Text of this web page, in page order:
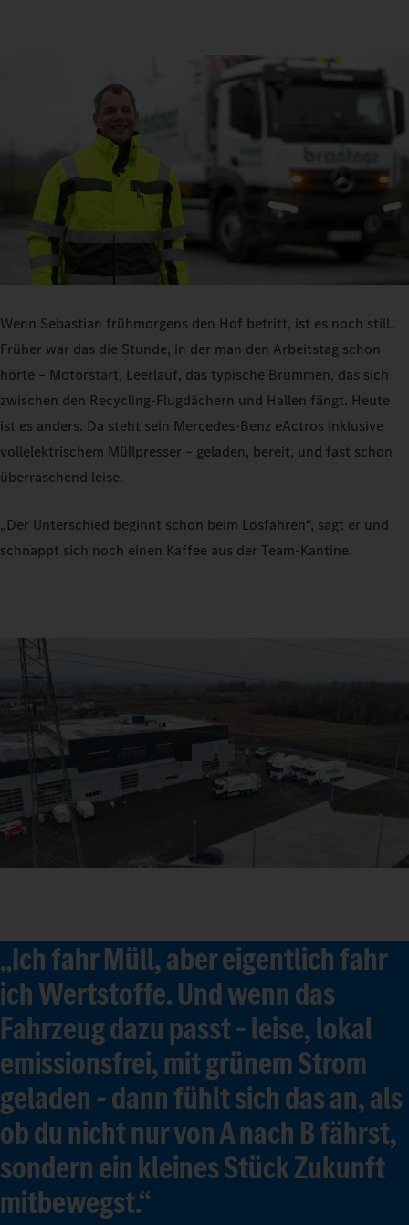
Wenn Sebastian frühmorgens den Hof betritt, ist es noch still.
Früher war das die Stunde, in der man den Arbeitstag schon
hörte – Motorstart, Leerlauf, das typische Brummen, das sich
zwischen den Recycling-Flugdächern und Hallen fängt. Heute
ist es anders. Da steht sein Mercedes-Benz eActros inklusive
vollelektrischem Müllpresser – geladen, bereit, und fast schon
überraschend leise.
„Der Unterschied beginnt schon beim Losfahren“, sagt er und
schnappt sich noch einen Kaffee aus der Team-Kantine.
„Ich fahr Müll, aber eigentlich fahr
ich Wertstoffe. Und wenn das
Fahrzeug dazu passt – leise, lokal
emissionsfrei, mit grünem Strom
geladen – dann fühlt sich das an, als
ob du nicht nur von A nach B fährst,
sondern ein kleines Stück Zukunft
mitbewegst.“